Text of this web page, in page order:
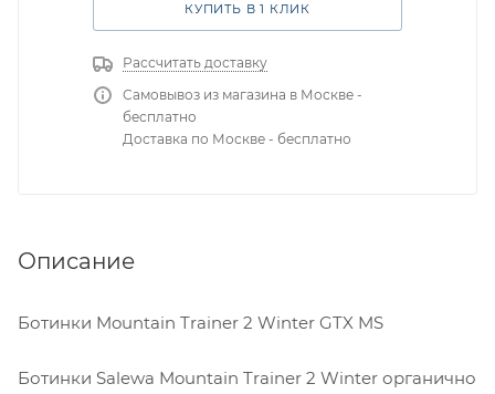
КУПИТЬ В 1 КЛИК
Рассчитать доставку
Самовывоз из магазина в Москве -
бесплатно
Доставка по Москве - бесплатно
Описание
Ботинки Mountain Trainer 2 Winter GTX MS
Ботинки Salewa Mountain Trainer 2 Winter органично